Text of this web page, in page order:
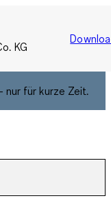
KG
nur für kurze Zeit.